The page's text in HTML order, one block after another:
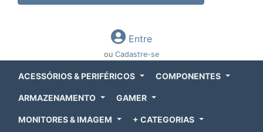
Entre
ou Cadastre-se
ACESSÓRIOS & PERIFÉRICOS COMPONENTES
ARMAZENAMENTO GAMER
MONITORES & IMAGEM + CATEGORIAS